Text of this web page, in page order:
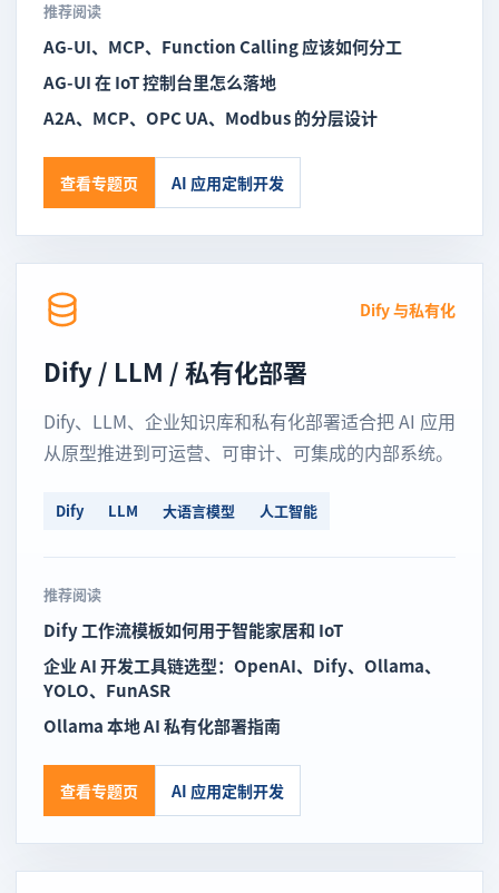
推荐阅读
AG-UI、MCP、Function Calling 应该如何分工
AG-UI 在 IoT 控制台里怎么落地
A2A、MCP、OPC UA、Modbus 的分层设计
查看专题页 AI 应用定制开发
Dify 与私有化
Dify / LLM / 私有化部署
Dify、LLM、企业知识库和私有化部署适合把 AI 应用
从原型推进到可运营、可审计、可集成的内部系统。
Dify LLM 大语言模型 人工智能
推荐阅读
Dify 工作流模板如何用于智能家居和 IoT
企业 AI 开发工具链选型：OpenAI、Dify、Ollama、
YOLO、FunASR
Ollama 本地 AI 私有化部署指南
查看专题页 AI 应用定制开发